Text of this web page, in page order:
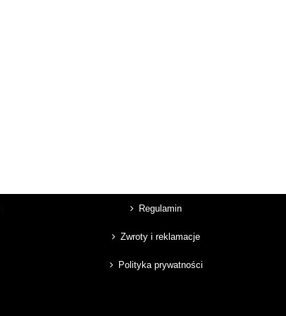
Regulamin
Zwroty i reklamacje
Polityka prywatności